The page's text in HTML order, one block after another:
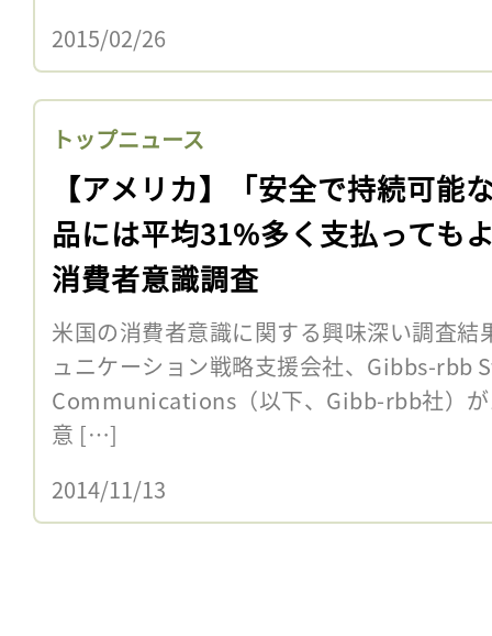
2015/02/26
トップニュース
【アメリカ】「安全で持続可能
品には平均31%多く支払っても
消費者意識調査
米国の消費者意識に関する興味深い調査
ュニケーション戦略支援会社、Gibbs-rbb
Communications（以下、Gibb-rbb社）
意 […]
2014/11/13